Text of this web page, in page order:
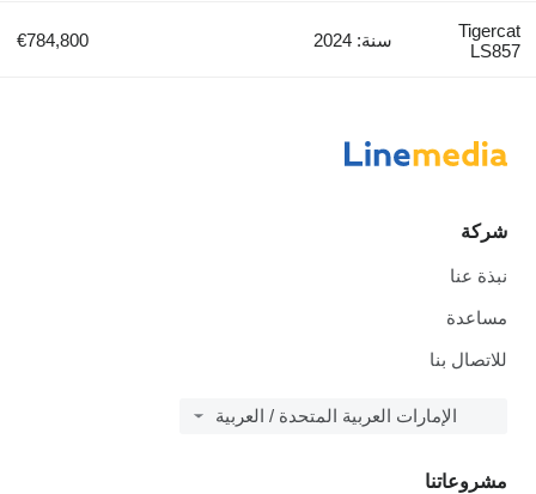
Tigercat
LS857
سنة: 2024 €784,800
شركة
نبذة عنا
مساعدة
للاتصال بنا
الإمارات العربية المتحدة / العربية
مشروعاتنا